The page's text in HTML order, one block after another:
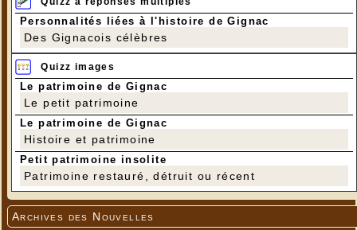
Personnalités liées à l'histoire de Gignac
Des Gignacois célèbres
Quizz images
Le patrimoine de Gignac
Le petit patrimoine
Le patrimoine de Gignac
Histoire et patrimoine
Petit patrimoine insolite
Patrimoine restauré, détruit ou récent
Archives des Nouvelles